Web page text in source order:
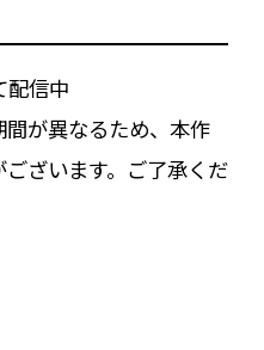
配信中
が異なるため、本作
ざいます。ご了承くだ